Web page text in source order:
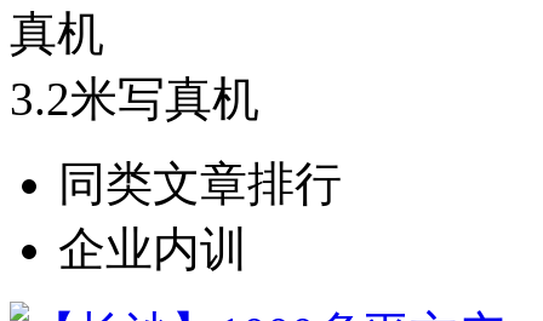
3.2米写真机
同类文章排行
企业内训